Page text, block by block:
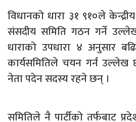
विधानको धारा ३१ ९१०ले
संसदीय समिति गठन गर्ने
धाराको उपधारा ४ अनुसार
कार्यसमितिले चयन गर्न
नेता पदेन सदस्य रहने छन् ।
समितिले नै पार्टीको तर्फबाट